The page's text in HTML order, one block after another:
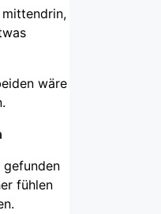
wäre
gefunden
fühlen